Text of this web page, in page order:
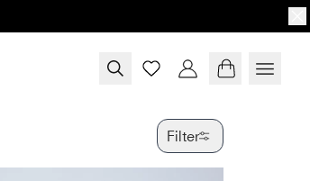
Filter